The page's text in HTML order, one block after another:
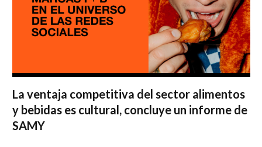
La ventaja competitiva del sector alimentos
y bebidas es cultural, concluye un informe de
SAMY